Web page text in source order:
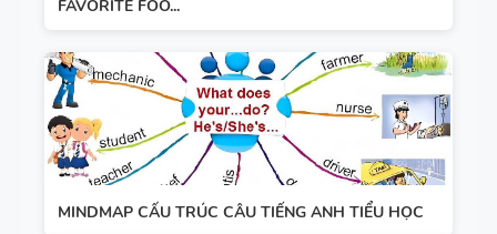
FAVORITE FOO...
MINDMAP CẤU TRÚC CÂU TIẾNG ANH TIỂU HỌC